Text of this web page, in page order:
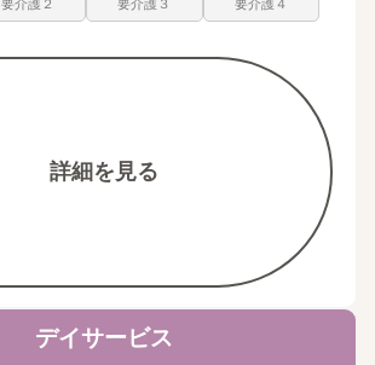
要介護２ 要介護３ 要介護４
詳細を見る
デイサービス